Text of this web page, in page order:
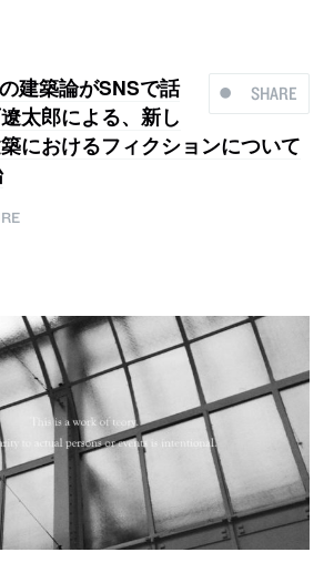
SHARE
建築論がSNSで話
太郎による、新し
におけるフィクションについて